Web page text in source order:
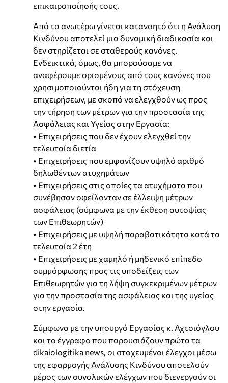
επικαιροποίησής τους.
Από τα ανωτέρω γίνεται κατανοητό ότι η Ανάλυση
Κινδύνου αποτελεί μια δυναμική διαδικασία και
δεν στηρίζεται σε σταθερούς κανόνες.
Ενδεικτικά, όμως, θα μπορούσαμε να
αναφέρουμε ορισμένους από τους κανόνες που
χρησιμοποιούνται ήδη για τη στόχευση
επιχειρήσεων, με σκοπό να ελεγχθούν ως προς
την τήρηση των μέτρων για την προστασία της
Ασφάλειας και Υγείας στην Εργασία:
• Επιχειρήσεις που δεν έχουν ελεγχθεί την
τελευταία διετία
• Επιχειρήσεις που εμφανίζουν υψηλό αριθμό
δηλωθέντων ατυχημάτων
• Επιχειρήσεις στις οποίες τα ατυχήματα που
συνέβησαν οφείλονταν σε έλλειψη μέτρων
ασφάλειας (σύμφωνα με την έκθεση αυτοψίας
των Επιθεωρητών)
• Επιχειρήσεις με υψηλή παραβατικότητα κατά τα
τελευταία 2 έτη
• Επιχειρήσεις με χαμηλό ή μηδενικό επίπεδο
συμμόρφωσης προς τις υποδείξεις των
Επιθεωρητών για τη λήψη συγκεκριμένων μέτρων
για την προστασία της ασφάλειας και της υγείας
στην εργασία.
Σύμφωνα με την υπουργό Εργασίας κ. Αχτσιόγλου
και το έγγραφο που παρουσιάζουν πρώτα τα
dikaiologitika news, οι στοχευμένοι έλεγχοι μέσω
της εφαρμογής Ανάλυσης Κινδύνου αποτελούν
μέρος των συνολικών ελέγχων που διενεργούν οι